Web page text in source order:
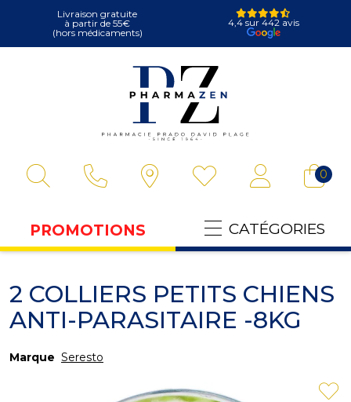
Livraison gratuite
à partir de 55€
(hors médicaments)
4,4 sur 442 avis
0
PROMOTIONS CATÉGORIES
2 COLLIERS PETITS CHIENS
ANTI-PARASITAIRE -8KG
Marque Seresto